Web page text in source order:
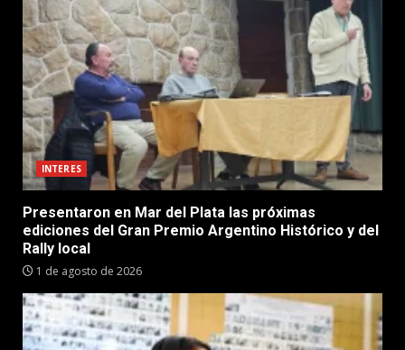
INTERES
Presentaron en Mar del Plata las próximas
ediciones del Gran Premio Argentino Histórico y del
Rally local
1 de agosto de 2026